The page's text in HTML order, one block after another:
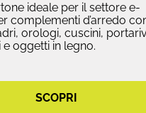
ideale per il settore e-
complementi d’arredo
orologi, cuscini,
oggetti in legno.
SCOPRI